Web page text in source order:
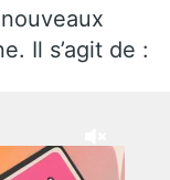
Il s’agit de :